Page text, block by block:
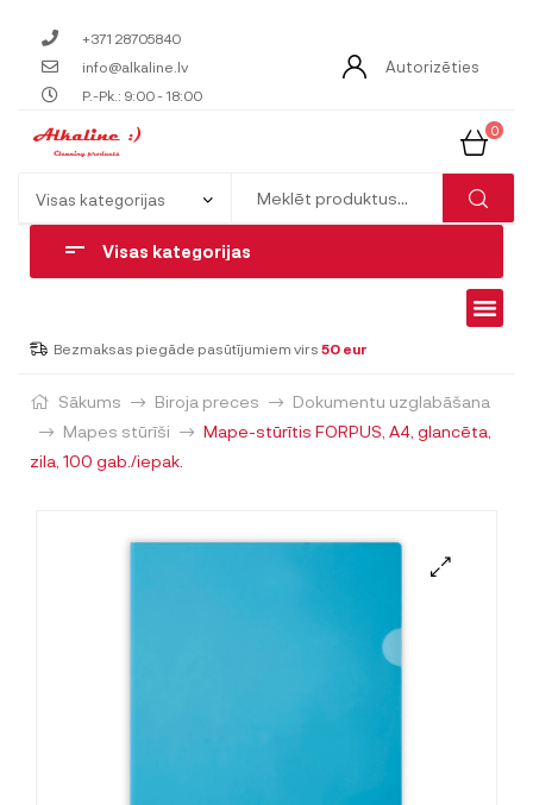
+371 28705840
info@alkaline.lv
P.-Pk.: 9:00 - 18:00
Autorizēties
0
Visas kategorijas
Bezmaksas piegāde pasūtījumiem virs 50 eur
Sākums Biroja preces
Dokumentu uzglabāšana
Mapes stūrīši
Mape-stūrītis FORPUS, A4, glancēta,
zila, 100 gab./iepak.